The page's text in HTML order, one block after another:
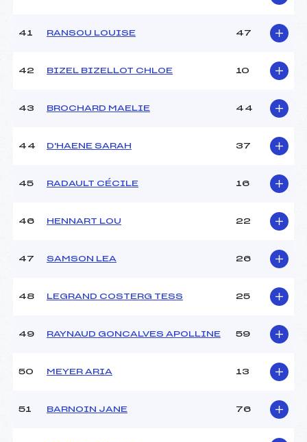
41 RANSOU LOUISE 47
42 BIZEL BIZELLOT CHLOE 10
43 BROCHARD MAELIE 44
44 D'HAENE SARAH 37
45 RADAULT CÉCILE 16
46 HENNART LOU 22
47 SAMSON LEA 26
48 LEGRAND COSTERG TESS 25
49 RAYNAUD GONCALVES APOLLINE 59
50 MEYER ARIA 13
51 BARNOIN JANE 76